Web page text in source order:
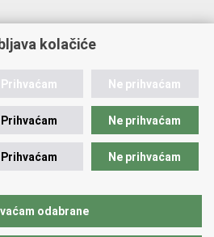
točka za Republiku Hrvatsku
kolačiće
Prihvaćam Ne prihvaćam
Prihvaćam Ne prihvaćam
Prihvaćam Ne prihvaćam
odabrane